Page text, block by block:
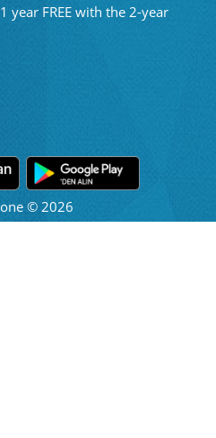
year FREE with the 2-year
© 2026